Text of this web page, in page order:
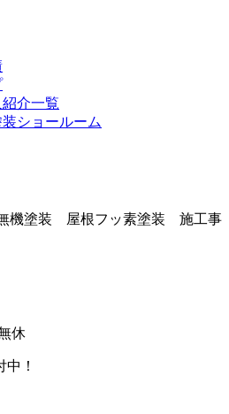
介一覧
ショールーム
機塗装 屋根フッ素塗装 施工事
休
！